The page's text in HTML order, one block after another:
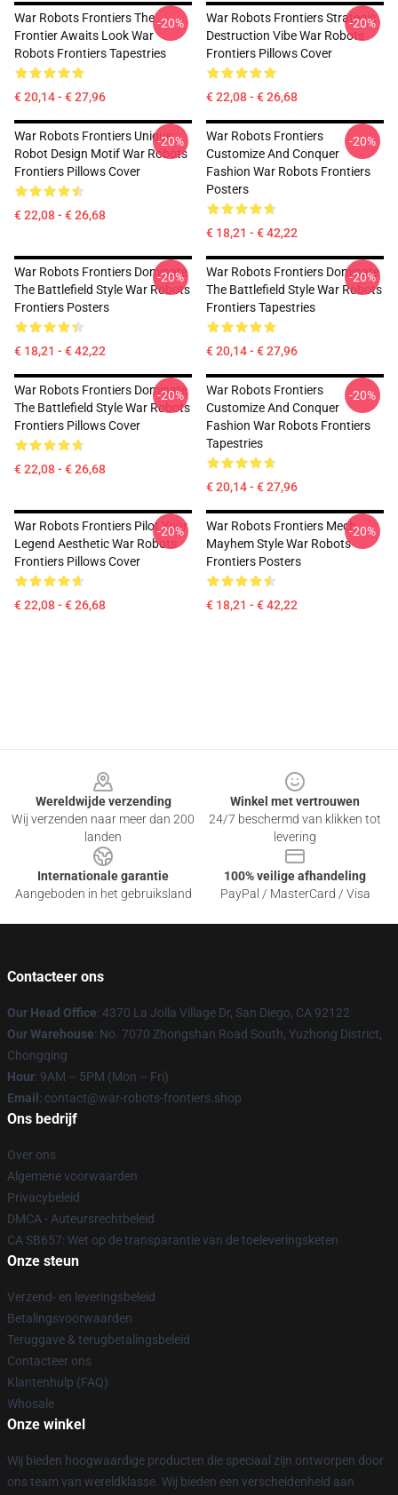
War Robots Frontiers The
Frontier Awaits Look War
Robots Frontiers Tapestries
€ 20,14 - € 27,96
-20%
War Robots Frontiers Strategic
Destruction Vibe War Robots
Frontiers Pillows Cover
€ 22,08 - € 26,68
-20%
War Robots Frontiers Unique
Robot Design Motif War Robots
Frontiers Pillows Cover
€ 22,08 - € 26,68
-20%
War Robots Frontiers
Customize And Conquer
Fashion War Robots Frontiers
Posters
€ 18,21 - € 42,22
-20%
War Robots Frontiers Dominate
The Battlefield Style War Robots
Frontiers Posters
€ 18,21 - € 42,22
-20%
War Robots Frontiers Dominate
The Battlefield Style War Robots
Frontiers Tapestries
€ 20,14 - € 27,96
-20%
War Robots Frontiers Dominate
The Battlefield Style War Robots
Frontiers Pillows Cover
€ 22,08 - € 26,68
-20%
War Robots Frontiers
Customize And Conquer
Fashion War Robots Frontiers
Tapestries
€ 20,14 - € 27,96
-20%
War Robots Frontiers Pilot Your
Legend Aesthetic War Robots
Frontiers Pillows Cover
€ 22,08 - € 26,68
-20%
War Robots Frontiers Mech
Mayhem Style War Robots
Frontiers Posters
€ 18,21 - € 42,22
-20%
Wereldwijde verzending
Wij verzenden naar meer dan 200
landen
Winkel met vertrouwen
24/7 beschermd van klikken tot
levering
Internationale garantie
Aangeboden in het gebruiksland
100% veilige afhandeling
PayPal / MasterCard / Visa
Contacteer ons
Our Head Office: 4370 La Jolla Village Dr, San Diego, CA 92122
Our Warehouse: No. 7070 Zhongshan Road South, Yuzhong District,
Chongqing
Hour: 9AM – 5PM (Mon – Fri)
Email : contact@war-robots-frontiers.shop
Ons bedrijf
Over ons
Algemene voorwaarden
Privacybeleid
DMCA - Auteursrechtbeleid
CA SB657: Wet op de transparantie van de toeleveringsketen
Onze steun
Verzend- en leveringsbeleid
Betalingsvoorwaarden
Teruggave & terugbetalingsbeleid
Contacteer ons
Klantenhulp (FAQ)
Whosale
Onze winkel
Wij bieden hoogwaardige producten die speciaal zijn ontworpen door
ons team van wereldklasse. Wij bieden een verscheidenheid aan